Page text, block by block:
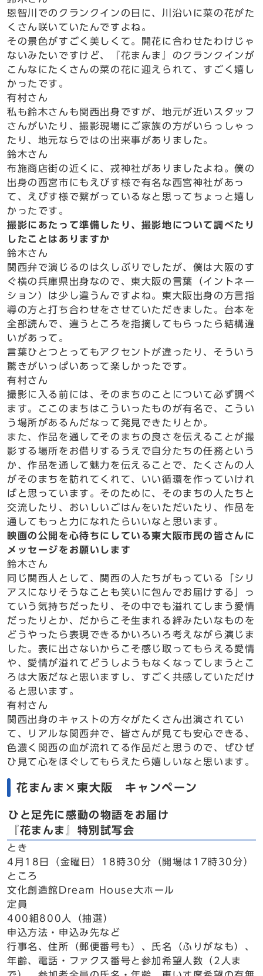
恩智川でのクランクインの日に、川沿いに菜の花がた
くさん咲いていたんですよね。
その景色がすごく美しくて。開花に合わせたわけじゃ
ないみたいですけど、『花まんま』のクランクインが
こんなにたくさんの菜の花に迎えられて、すごく嬉し
かったです。
有村さん
私も鈴木さんも関西出身ですが、地元が近いスタッフ
さんがいたり、撮影現場にご家族の方がいらっしゃっ
たり、地元ならではの出来事がありました。
鈴木さん
布施商店街の近くに、戎神社がありましたよね。僕の
出身の西宮市にもえびす様で有名な西宮神社があっ
て、えびす様で繋がっているなと思ってちょっと嬉し
かったです。
撮影にあたって準備したり、撮影地について調べたり
したことはありますか
鈴木さん
関西弁で演じるのは久しぶりでしたが、僕は大阪のす
ぐ横の兵庫県出身なので、東大阪の言葉（イントネー
ション）は少し違うんですよね。東大阪出身の方言指
導の方と打ち合わせをさせていただきました。台本を
全部読んで、違うところを指摘してもらったら結構違
いがあって。
言葉ひとつとってもアクセントが違ったり、そういう
驚きがいっぱいあって楽しかったです。
有村さん
撮影に入る前には、そのまちのことについて必ず調べ
ます。ここのまちはこういったものが有名で、こうい
う場所があるんだなって発見できたりとか。
また、作品を通してそのまちの良さを伝えることが撮
影する場所をお借りするうえで自分たちの任務という
か、作品を通して魅力を伝えることで、たくさんの人
がそのまちを訪れてくれて、いい循環を作っていけれ
ばと思っています。そのために、そのまちの人たちと
交流したり、おいしいごはんをいただいたり、作品を
通してもっと力になれたらいいなと思います。
映画の公開を心待ちにしている東大阪市民の皆さんに
メッセージをお願いします
鈴木さん
同じ関西人として、関西の人たちがもっている「シリ
アスになりそうなことも笑いに包んでお届けする」っ
ていう気持ちだったり、その中でも溢れてしまう愛情
だったりとか、だからこそ生まれる絆みたいなものを
どうやったら表現できるかいろいろ考えながら演じま
した。表に出さないからこそ感じ取ってもらえる愛情
や、愛情が溢れてどうしようもなくなってしまうとこ
ろは大阪だなと思いますし、すごく共感していただけ
ると思います。
有村さん
関西出身のキャストの方々がたくさん出演されてい
て、リアルな関西弁で、皆さんが見ても安心できる、
色濃く関西の血が流れてる作品だと思うので、ぜひぜ
ひ見て心をほぐしてもらえたら嬉しいなと思います。
花まんま×東大阪 キャンペーン
ひと足先に感動の物語をお届け
『花まんま』特別試写会
とき
4月18日（金曜日）18時30分（開場は17時30分）
ところ
文化創造館Dream House大ホール
定員
400組800人（抽選）
申込方法・申込み先など
行事名、住所（郵便番号も）、氏名（ふりがなも）、
年齢、電話・ファクス番号と参加希望人数（2人ま